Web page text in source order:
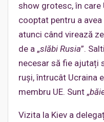
show grotesc, în care
cooptat pentru a
atunci când virează
de a „slăbi Rusia”.
necesar să fie ajutați
ruși, întrucât Ucraina
membru UE. Sunt „
Vizita la Kiev a